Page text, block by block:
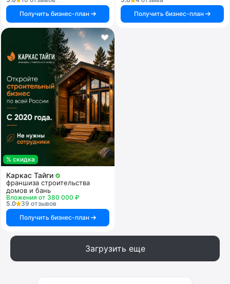
Получить бизнес-план
Получить бизнес-план
% скидка
Каркас Тайги
франшиза строительства
домов и бань
Вложения от 380 000 ₽
5.0
39 отзывов
Получить бизнес-план
Загрузить еще